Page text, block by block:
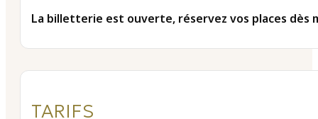
La billetterie est ouverte, réservez vos places dès
TARIFS